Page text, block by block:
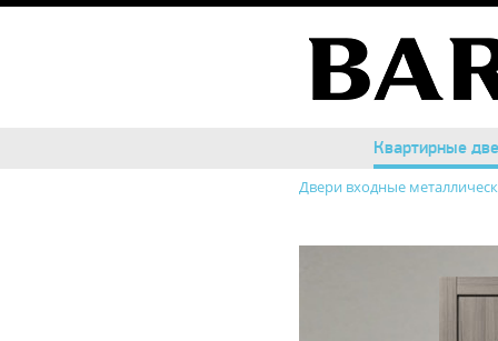
Квартирные
Квартирные
Двери входные